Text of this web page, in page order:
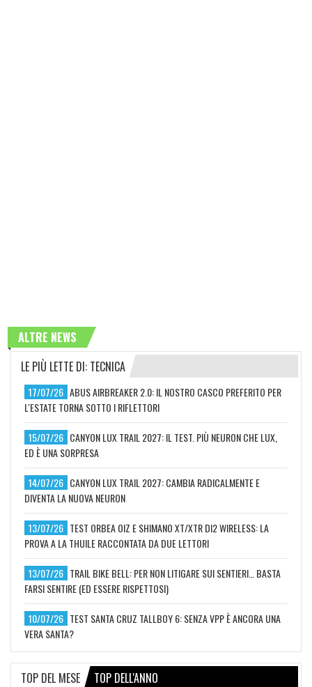
ALTRE NEWS
LE PIÙ LETTE DI: TECNICA
17/07/26 ABUS AIRBREAKER 2.0: IL NOSTRO CASCO PREFERITO PER
L'ESTATE TORNA SOTTO I RIFLETTORI
15/07/26 CANYON LUX TRAIL 2027: IL TEST. PIÙ NEURON CHE LUX,
ED È UNA SORPRESA
14/07/26 CANYON LUX TRAIL 2027: CAMBIA RADICALMENTE E
DIVENTA LA NUOVA NEURON
13/07/26 TEST ORBEA OIZ E SHIMANO XT/XTR DI2 WIRELESS: LA
PROVA A LA THUILE RACCONTATA DA DUE LETTORI
13/07/26 TRAIL BIKE BELL: PER NON LITIGARE SUI SENTIERI… BASTA
FARSI SENTIRE (ED ESSERE RISPETTOSI)
10/07/26 TEST SANTA CRUZ TALLBOY 6: SENZA VPP È ANCORA UNA
VERA SANTA?
TOP DEL MESE TOP DELL'ANNO